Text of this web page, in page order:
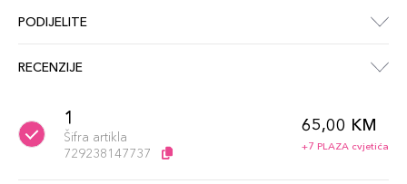
PODIJELITE
RECENZIJE
1
Šifra artikla
729238147737
65,00 KM
+7 PLAZA cvjetića